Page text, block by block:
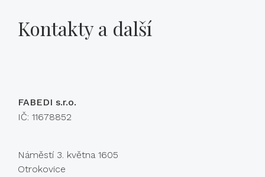
Kontakty a další
FABEDI s.r.o.
IČ: 11678852
Náměstí 3. května 1605
Otrokovice